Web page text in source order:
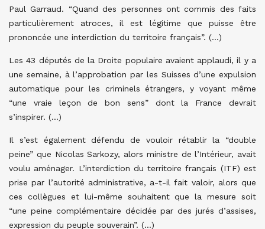
Paul Garraud. “Quand des personnes ont commis des faits
particulièrement atroces, il est légitime que puisse être
prononcée une interdiction du territoire français”. (…)
Les 43 députés de la Droite populaire avaient applaudi, il y a
une semaine, à l’approbation par les Suisses d’une expulsion
automatique pour les criminels étrangers, y voyant même
“une vraie leçon de bon sens” dont la France devrait
s’inspirer. (…)
Il s’est également défendu de vouloir rétablir la “double
peine” que Nicolas Sarkozy, alors ministre de l’Intérieur, avait
voulu aménager. L’interdiction du territoire français (ITF) est
prise par l’autorité administrative, a-t-il fait valoir, alors que
ces collègues et lui-même souhaitent que la mesure soit
“une peine complémentaire décidée par des jurés d’assises,
expression du peuple souverain”. (…)